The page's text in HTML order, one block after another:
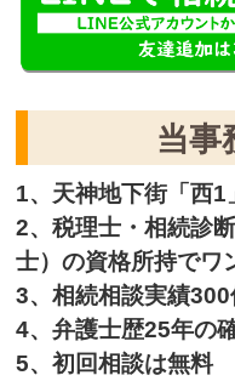
当事
1、天神地下街「西1
2、税理士・相続診
士）の資格所持でワ
3、相続相談実績
4、弁護士歴25年の
5、初回相談は無料